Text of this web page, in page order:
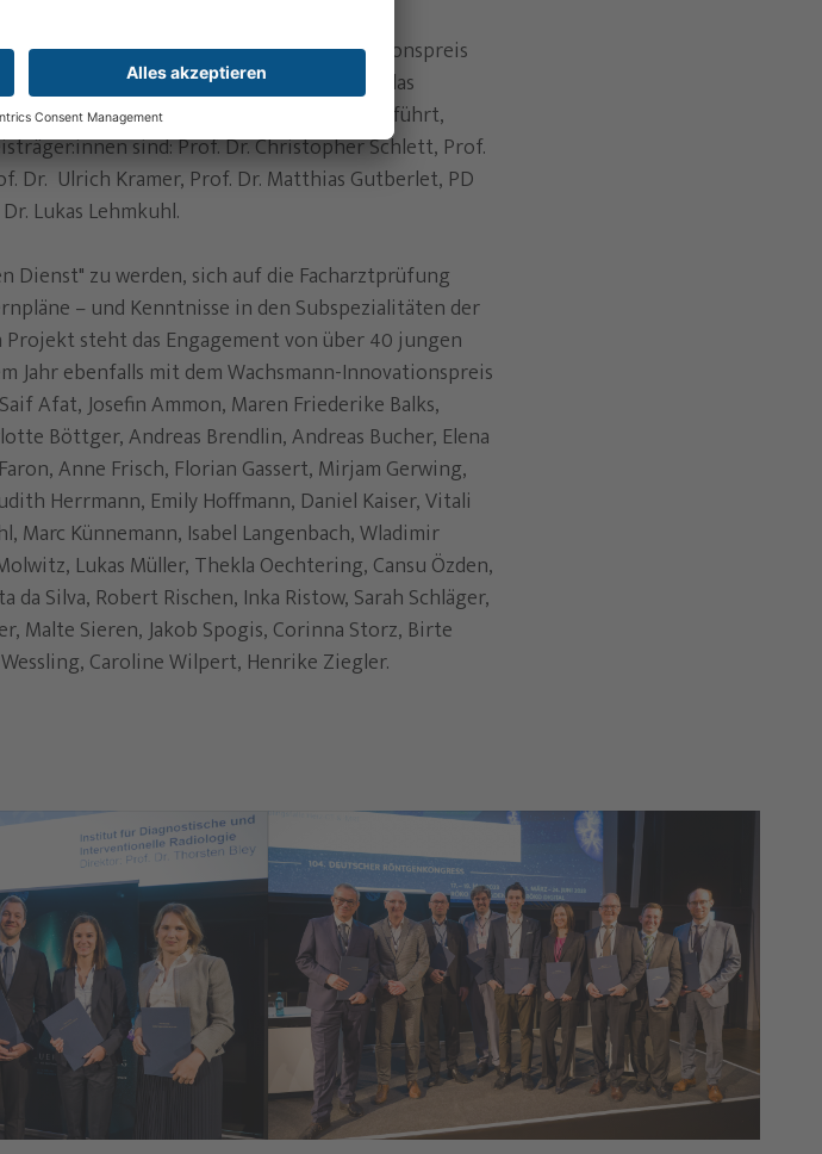
Herzbildgebung erhalten den Innovationspreis
dazu beigetragen haben, dass das
in der Pandemie nicht nur fortgeführt,
sind: Prof. Dr. Christopher Schlett, Prof.
Dr. Ulrich Kramer, Prof. Dr. Matthias Gutberlet, PD
Lukas Lehmkuhl.
zu werden, sich auf die Facharztprüfung
– und Kenntnisse in den Subspezialitäten der
steht das Engagement von über 40 jungen
Jahr ebenfalls mit dem Wachsmann-Innovationspreis
Afat, Josefin Ammon, Maren Friederike Balks,
Böttger, Andreas Brendlin, Andreas Bucher, Elena
Anne Frisch, Florian Gassert, Mirjam Gerwing,
Herrmann, Emily Hoffmann, Daniel Kaiser, Vitali
Marc Künnemann, Isabel Langenbach, Wladimir
Lukas Müller, Thekla Oechtering, Cansu Özden,
Silva, Robert Rischen, Inka Ristow, Sarah Schläger,
Malte Sieren, Jakob Spogis, Corinna Storz, Birte
Caroline Wilpert, Henrike Ziegler.